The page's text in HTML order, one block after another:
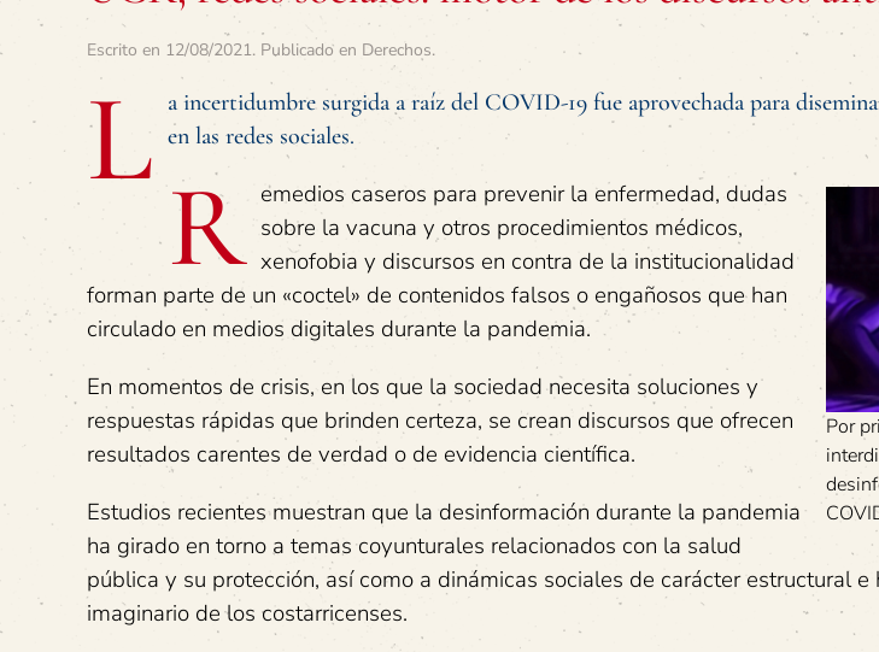
Escrito en 12/08/2021. Publicado en Derechos.
L a incertidumbre surgida a raíz del COVID-19 fue aprovechada para
en las redes sociales.
Por
R emedios caseros para prevenir la enfermedad, dudas
sobre la vacuna y otros procedimientos médicos,
xenofobia y discursos en contra de la institucionalidad
forman parte de un «coctel» de contenidos falsos o engañosos que han
circulado en medios digitales durante la pandemia.
En momentos de crisis, en los que la sociedad necesita soluciones y
respuestas rápidas que brinden certeza, se crean discursos que ofrecen
resultados carentes de verdad o de evidencia científica.
Estudios recientes muestran que la desinformación durante la pandemia
ha girado en torno a temas coyunturales relacionados con la salud
pública y su protección, así como a dinámicas sociales de carácter estructural
imaginario de los costarricenses.